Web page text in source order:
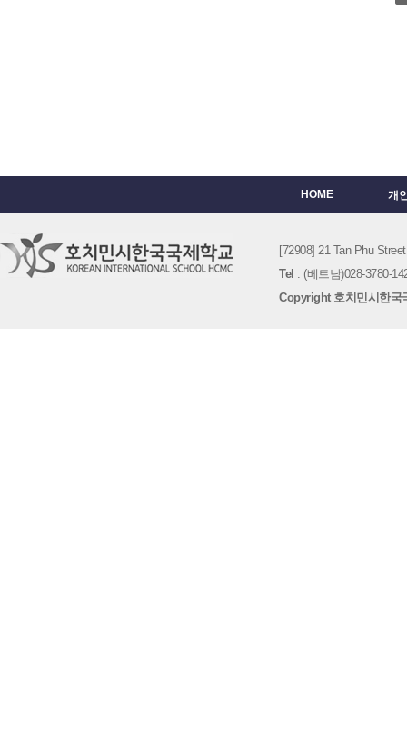
HOME 개
[72908] 21 Tan Phu
Tel : (베트남)028-3780-
Copyright 호치민시한국